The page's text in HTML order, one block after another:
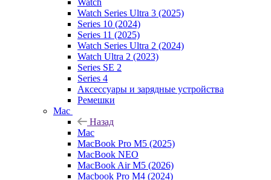
Watch
Watch Series Ultra 3 (2025)
Series 10 (2024)
Series 11 (2025)
Watch Series Ultra 2 (2024)
Watch Ultra 2 (2023)
Series SE 2
Series 4
Аксессуары и зарядные устройства
Ремешки
Mac
Назад
Mac
MacBook Pro M5 (2025)
MacBook NEO
MacBook Air M5 (2026)
Macbook Pro M4 (2024)